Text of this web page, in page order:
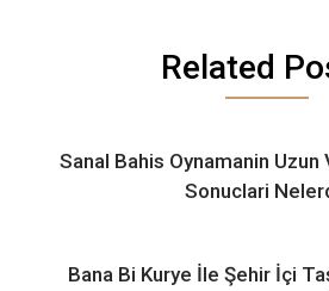
Related
Sanal Bahis Oynamanin
Sonuclari
Bana Bi Kurye İle Şehir İçi